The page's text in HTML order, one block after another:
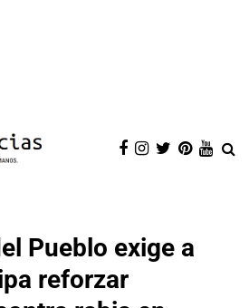
Pueblo exige a
reforzar